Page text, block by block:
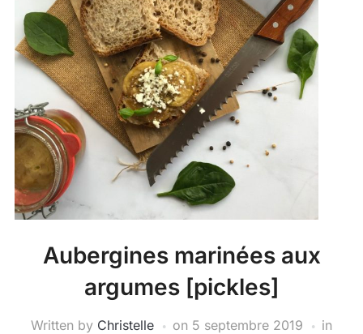
Aubergines marinées aux
argumes [pickles]
Written by Christelle on 5 septembre 2019
in